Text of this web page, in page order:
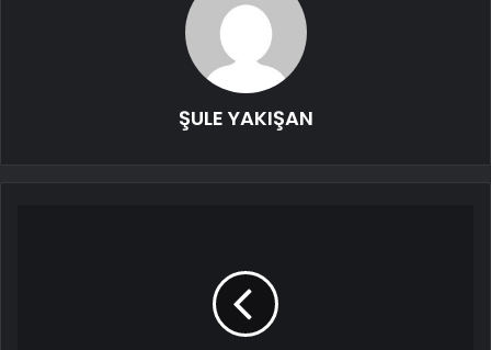
ŞULE YAKIŞAN